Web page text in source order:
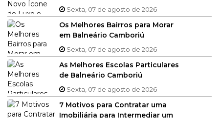
Camboriú
Sexta, 07 de agosto de 2026
Os Melhores Bairros para Morar
em Balneário Camboriú
Sexta, 07 de agosto de 2026
As Melhores Escolas Particulares
de Balneário Camboriú
Sexta, 07 de agosto de 2026
7 Motivos para Contratar uma
Imobiliária para Intermediar um